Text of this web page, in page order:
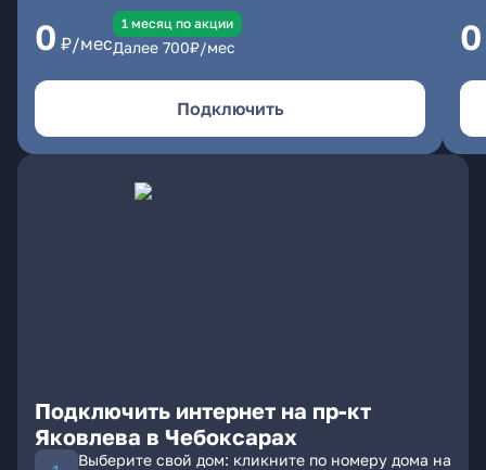
0 ₽/мес
1 месяц по акции
Далее 700₽/мес
Подключить
0
Подключить интернет на пр-кт
Яковлева в Чебоксарах
Выберите свой дом: кликните по номеру дома на